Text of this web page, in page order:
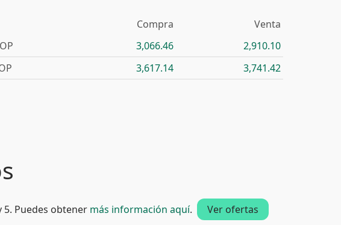
Compra
Venta
3,066.46
2,910.10
3,617.14 3,741.42
5. Puedes obtener más información aquí. Ver ofertas